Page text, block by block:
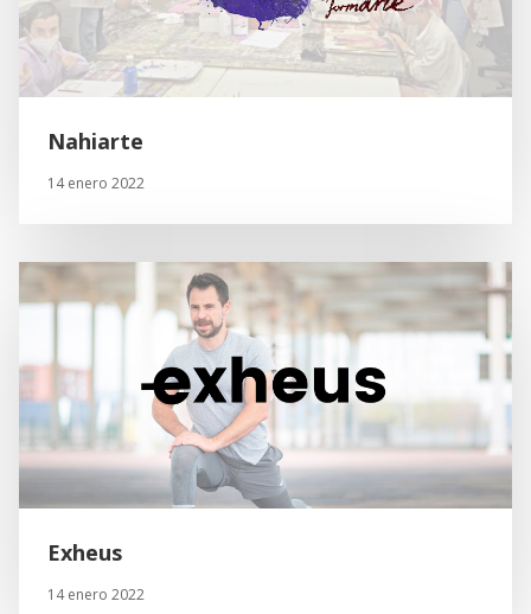
Nahiarte
14 enero 2022
Exheus
14 enero 2022